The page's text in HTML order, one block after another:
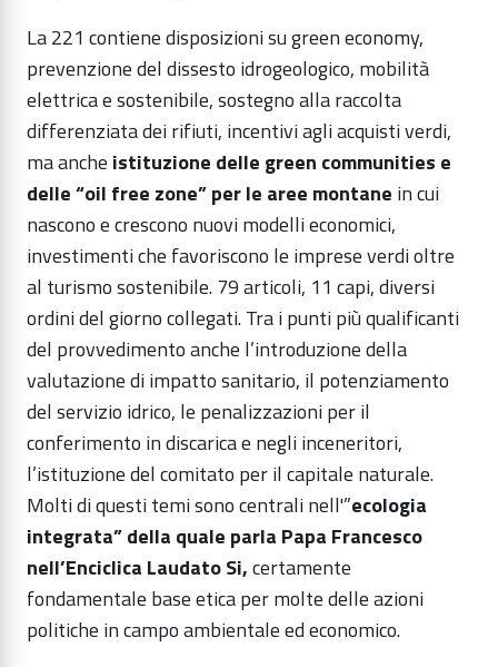
La 221 contiene disposizioni su green economy,
prevenzione del dissesto idrogeologico, mobilità
elettrica e sostenibile, sostegno alla raccolta
differenziata dei rifiuti, incentivi agli acquisti verdi,
ma anche istituzione delle green communities e
delle “oil free zone” per le aree montane in cui
nascono e crescono nuovi modelli economici,
investimenti che favoriscono le imprese verdi oltre
al turismo sostenibile. 79 articoli, 11 capi, diversi
ordini del giorno collegati. Tra i punti più qualificanti
del provvedimento anche l’introduzione della
valutazione di impatto sanitario, il potenziamento
del servizio idrico, le penalizzazioni per il
conferimento in discarica e negli inceneritori,
l’istituzione del comitato per il capitale naturale.
Molti di questi temi sono centrali nell'”ecologia
integrata” della quale parla Papa Francesco
nell’Enciclica Laudato Si,certamente
fondamentale base etica per molte delle azioni
politiche in campo ambientale ed economico.